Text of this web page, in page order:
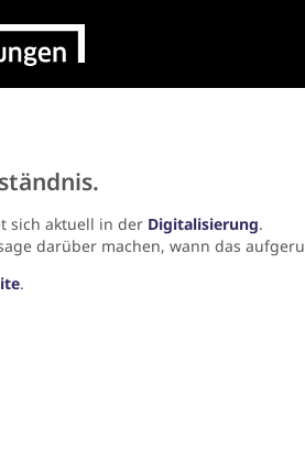
sich aktuell in der Digitalisierung.
darüber machen, wann das
.